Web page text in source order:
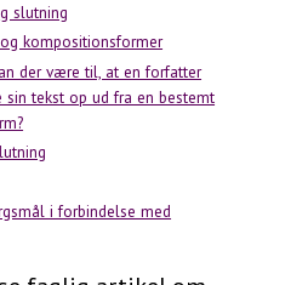
slutning
kompositionsformer
der være til, at en forfatter
tekst op ud fra en bestemt
i forbindelse med